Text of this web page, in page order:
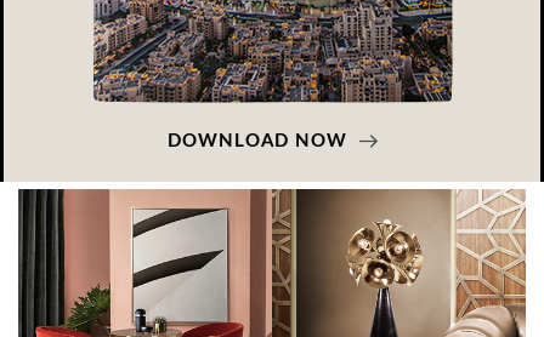
DOWNLOAD NOW